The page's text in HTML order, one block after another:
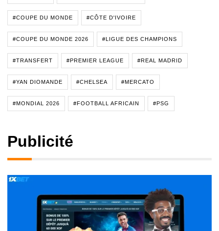
#COUPE DU MONDE #CÔTE D'IVOIRE
#COUPE DU MONDE 2026 #LIGUE DES CHAMPIONS
#TRANSFERT #PREMIER LEAGUE #REAL MADRID
#YAN DIOMANDE #CHELSEA #MERCATO
#MONDIAL 2026 #FOOTBALL AFRICAIN #PSG
Publicité